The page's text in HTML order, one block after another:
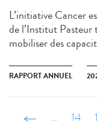
L’initiative Cancer
de l’Institut Pasteur
mobiliser des
RAPPORT ANNUEL
‹ précédent
… 14